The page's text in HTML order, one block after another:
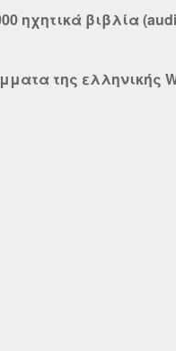
ηχητικά βιβλία
της ελληνικής